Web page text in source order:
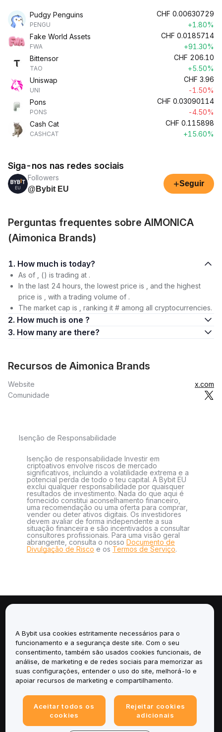
Pudgy Penguins
PENGU
CHF 0.00630729
+1.80%
Fake World Assets
FWA
CHF 0.0185714
+91.30%
Bittensor
TAO
CHF 206.10
+5.50%
Uniswap
UNI
CHF 3.96
-1.50%
Pons
PONS
CHF 0.03090114
-4.50%
Cash Cat
CASHCAT
CHF 0.115898
+15.60%
Siga-nos nas redes sociais
Followers
@Bybit EU
+Seguir
Perguntas frequentes sobre AIMONICA
(Aimonica Brands)
1. How much is today?
As of , () is trading at .
In the last 24 hours, the lowest price is , and the highest
price is , with a trading volume of .
The market cap is , ranking it # among all cryptocurrencies.
2. How much is one ?
3. How many are there?
Recursos de Aimonica Brands
Website
x.com
Comunidade
Isenção de Responsabilidade
Isenção de responsabilidade Investir em
criptoativos envolve riscos de mercado
significativos, incluindo a volatilidade extrema e a
potencial perda de todo o teu capital. A Bybit EU
exclui qualquer responsabilidade por quaisquer
resultados de investimento. Nada do que aqui é
fornecido constitui aconselhamento financeiro,
uma recomendação ou uma oferta para comprar,
vender ou deter ativos digitais. Os investidores
devem avaliar de forma independente a sua
situação financeira e são incentivados a consultar
consultores profissionais. Para uma visão geral
abrangente, consulta o nosso Documento de
Divulgação de Risco e os Termos de Serviço.
Serviços
Suporte
A Bybit usa cookies estritamente necessários para o
funcionamento e a segurança deste site. Com o seu
consentimento, também são usados cookies funcionais, de
análise, de marketing e de redes sociais para memorizar as
suas configurações, entender o uso do site, melhorá-lo e
apoiar recursos de marketing e compartilhamento.
Aceitar todos os
cookies
Rejeitar cookies
adicionais